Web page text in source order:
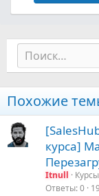
Похожие
курса]
Itnull
Ответы 0